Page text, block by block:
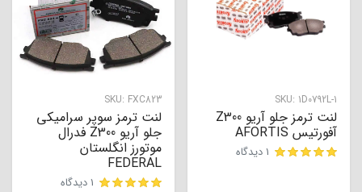
SKU: 1D0792L-1
لنت ترمز جلو آریو Z300
آفورتیس AFORTIS
1 دیدگاه
SKU: FXC823
لنت ترمز سوپر سرامیکی
جلو آریو Z300 فدرال
موتورز انگلستان
FEDERAL
1 دیدگاه